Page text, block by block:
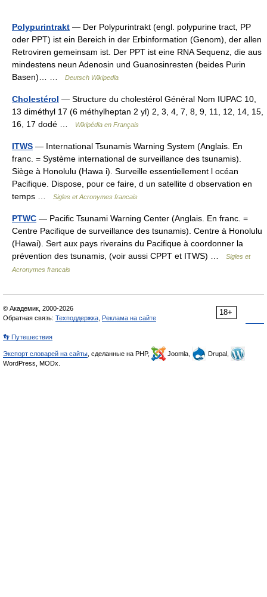
Polypurintrakt — Der Polypurintrakt (engl. polypurine tract, PP
oder PPT) ist ein Bereich in der Erbinformation (Genom), der allen
Retroviren gemeinsam ist. Der PPT ist eine RNA Sequenz, die aus
mindestens neun Adenosin und Guanosinresten (beides Purin
Basen)… …
Deutsch Wikipedia
Cholestérol — Structure du cholestérol Général Nom IUPAC 10,
13 diméthyl 17 (6 méthylheptan 2 yl) 2, 3, 4, 7, 8, 9, 11, 12, 14, 15,
16, 17 dodé …
Wikipédia en Français
ITWS — International Tsunamis Warning System (Anglais. En
franc. = Système international de surveillance des tsunamis).
Siège à Honolulu (Hawa i). Surveille essentiellement l océan
Pacifique. Dispose, pour ce faire, d un satellite d observation en
temps …
Sigles et Acronymes francais
PTWC — Pacific Tsunami Warning Center (Anglais. En franc. =
Centre Pacifique de surveillance des tsunamis). Centre à Honolulu
(Hawai). Sert aux pays riverains du Pacifique à coordonner la
prévention des tsunamis, (voir aussi CPPT et ITWS) …
Sigles et
Acronymes francais
18+
© Академик, 2000-2026
Обратная связь: Техподдержка Реклама на сайте
👣 Путешествия
Экспорт словарей на сайты , сделанные на PHP, Joomla,
Drupal,
WordPress, MODx.